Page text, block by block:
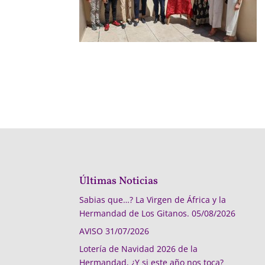
Últimas Noticias
Sabias que…? La Virgen de África y la
Hermandad de Los Gitanos. 05/08/2026
AVISO 31/07/2026
Lotería de Navidad 2026 de la
Hermandad, ¿Y si este año nos toca?